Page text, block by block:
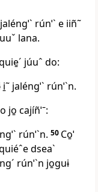
rúnˈˋ e iiñ˜
lana.
júuˆ do:
jaléngˈˋ rúnˈˋn.
jo̱ cajíñˈˉ:
rúnˈˋn. 50 Co̱ˈ
dseaˋ
rúnˈˋn jo̱guɨ